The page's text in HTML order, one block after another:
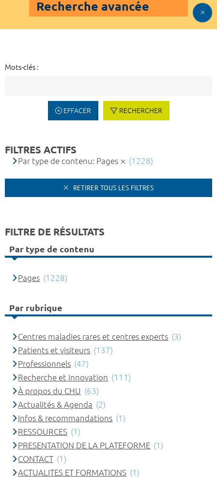
Recherche avancée
Mots-clés :
EFFACER RECHERCHER
FILTRES ACTIFS
Par type de contenu: Pages (1228)
RETIRER TOUS LES FILTRES
FILTRE DE RÉSULTATS
Par type de contenu
Pages (1228)
Par rubrique
Centres maladies rares et centres experts (3)
Patients et visiteurs (137)
Professionnels (47)
Recherche et innovation (111)
À propos du CHU (63)
Actualités & Agenda (2)
Infos & recommandations (1)
RESSOURCES (1)
PRESENTATION DE LA PLATEFORME (1)
CONTACT (1)
ACTUALITES ET FORMATIONS (1)